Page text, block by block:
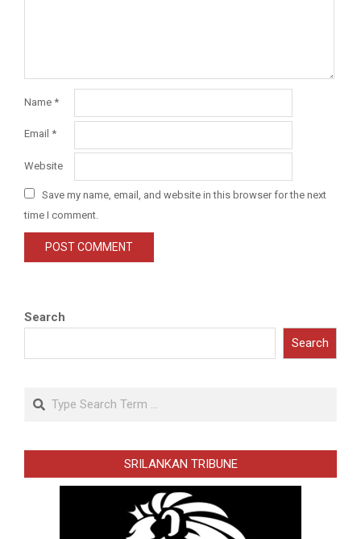
Name *
Email *
Website
Save my name, email, and website in this browser for the next
time I comment.
Search
Search
Search
SRILANKAN TRIBUNE